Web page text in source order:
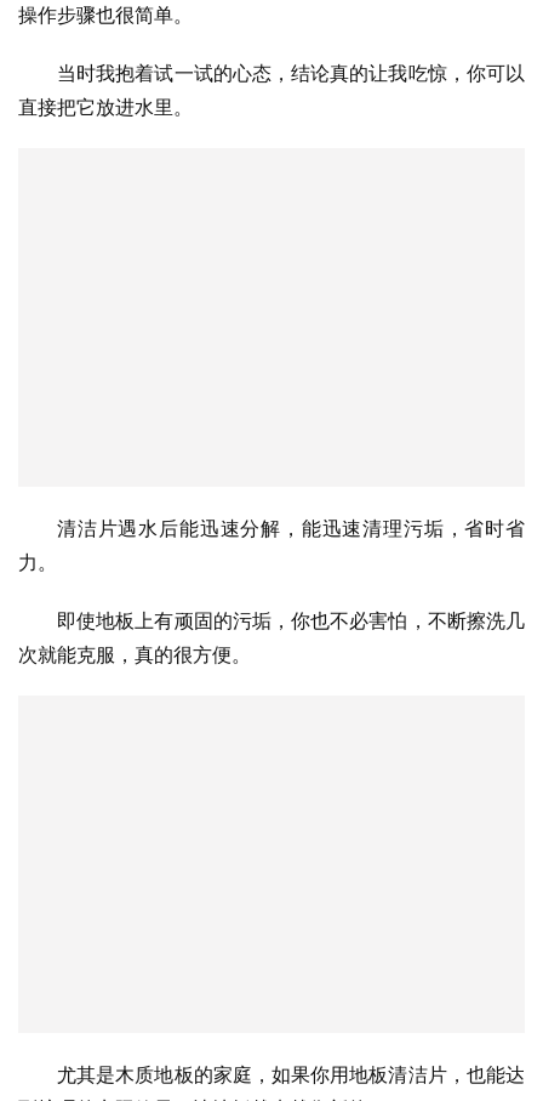
操作步骤也很简单。
当时我抱着试一试的心态，结论真的让我吃惊，你可以
直接把它放进水里。
清洁片遇水后能迅速分解，能迅速清理污垢，省时省
力。
即使地板上有顽固的污垢，你也不必害怕，不断擦洗几
次就能克服，真的很方便。
尤其是木质地板的家庭，如果你用地板清洁片，也能达